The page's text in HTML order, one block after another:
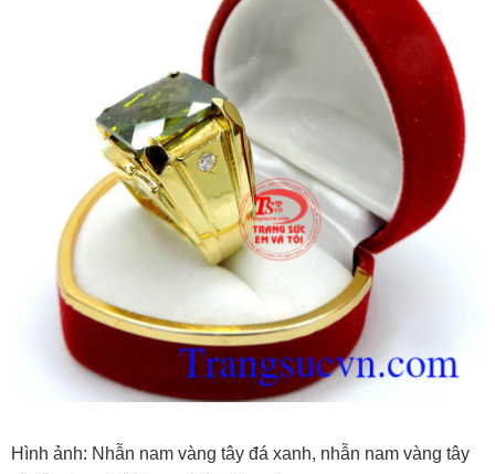
Hình ảnh: Nhẫn nam vàng tây đá xanh, nhẫn nam vàng tây